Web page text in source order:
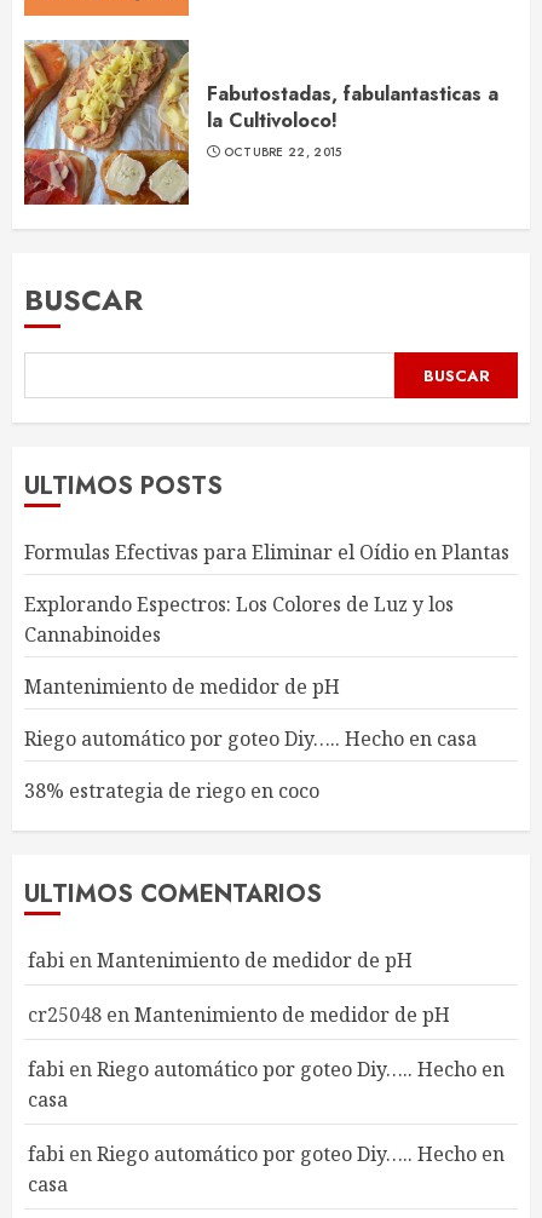
Fabutostadas, fabulantasticas a
la Cultivoloco!
OCTUBRE 22, 2015
BUSCAR
BUSCAR
ULTIMOS POSTS
Formulas Efectivas para Eliminar el Oídio en Plantas
Explorando Espectros: Los Colores de Luz y los
Cannabinoides
Mantenimiento de medidor de pH
Riego automático por goteo Diy….. Hecho en casa
38% estrategia de riego en coco
ULTIMOS COMENTARIOS
fabi enMantenimiento de medidor de pH
cr25048 enMantenimiento de medidor de pH
fabi enRiego automático por goteo Diy….. Hecho en
casa
fabi enRiego automático por goteo Diy….. Hecho en
casa